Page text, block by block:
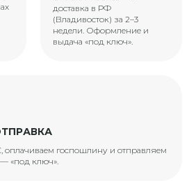
доставка в РФ
(Владивосток) за 2–3
недели. Оформление и
выдача «под ключ».
госпошлину и отправляем
«под ключ».